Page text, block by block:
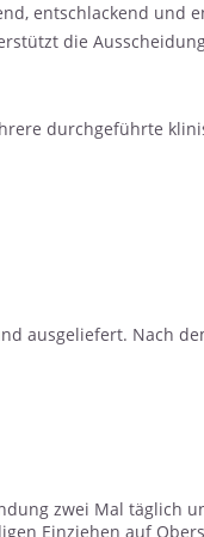
entschlackend und
die
durchgeführte
ausgeliefert. Nach
zwei Mal täglich
Einziehen auf